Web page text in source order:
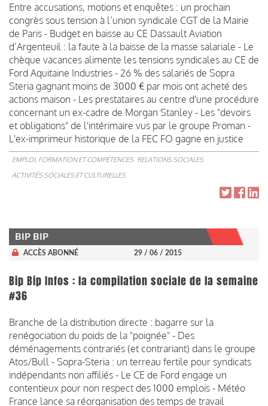
Entre accusations, motions et enquêtes : un prochain
congrès sous tension à l’union syndicale CGT de la Mairie
de Paris - Budget en baisse au CE Dassault Aviation
d’Argenteuil : la faute à la baisse de la masse salariale - Le
chèque vacances alimente les tensions syndicales au CE de
Ford Aquitaine Industries - 26 % des salariés de Sopra
Steria gagnant moins de 3000 € par mois ont acheté des
actions maison - Les prestataires au centre d'une procédure
concernant un ex-cadre de Morgan Stanley - Les "devoirs
et obligations" de l'intérimaire vus par le groupe Proman -
L'ex-imprimeur historique de la FEC FO gagne en justice
EMPLOI, FORMATION ET COMPÉTENCES RELATIONS SOCIALES
ACTIVITÉS SOCIALES ET CULTURELLES
BIP BIP
ACCÈS ABONNÉ 29 / 06 / 2015
Bip Bip Infos : la compilation sociale de la semaine
#36
Branche de la distribution directe : bagarre sur la
renégociation du poids de la "poignée" - Des
déménagements contrariés (et contrariant) dans le groupe
Atos/Bull - Sopra-Steria : un terreau fertile pour syndicats
indépendants non affiliés - Le CE de Ford engage un
contentieux pour non respect des 1000 emplois - Météo
France lance sa réorganisation des temps de travail